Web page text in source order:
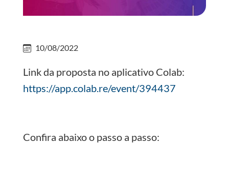
10/08/2022
Link da proposta no aplicativo Colab:
https://app.colab.re/event/394437
Confira abaixo o passo a passo: